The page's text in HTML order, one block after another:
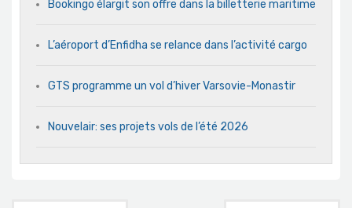
Bookingo élargit son offre dans la billetterie maritime
L’aéroport d’Enfidha se relance dans l’activité cargo
GTS programme un vol d’hiver Varsovie-Monastir
Nouvelair: ses projets vols de l’été 2026